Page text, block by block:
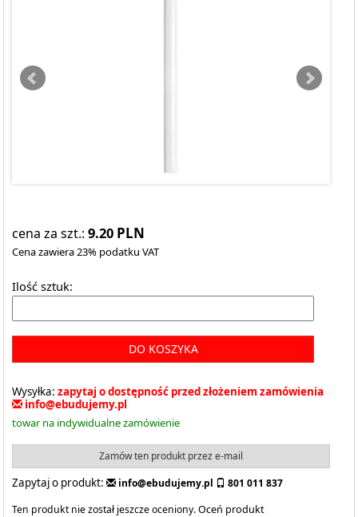
cena za szt.:9.20 PLN
Cena zawiera 23% podatku VAT
Ilość sztuk:
DO KOSZYKA
Wysyłka: zapytaj o dostępność przed złożeniem zamówienia
info@ebudujemy.pl
towar na indywidualne zamówienie
Zamów ten produkt przez e-mail
Zapytaj o produkt: info@ebudujemy.pl
801 011 837
Ten produkt nie został jeszcze oceniony.Oceń produkt